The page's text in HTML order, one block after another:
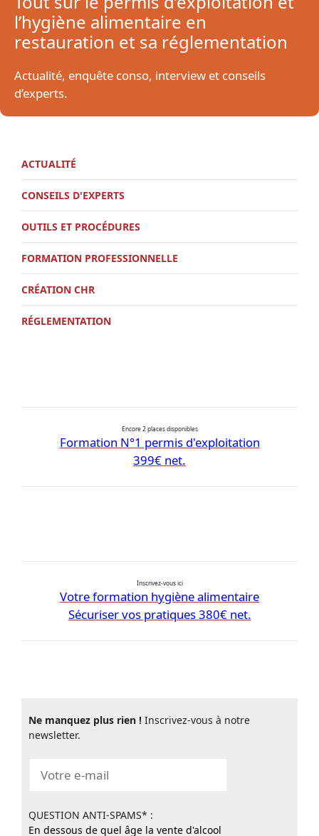
l’hygiène alimentaire en
restauration et sa réglementation
Actualité, enquête conso, interview et conseils
d’experts.
ACTUALITÉ
CONSEILS D'EXPERTS
OUTILS ET PROCÉDURES
FORMATION PROFESSIONNELLE
CRÉATION CHR
RÉGLEMENTATION
Encore 2 places disponibles
Formation N°1 permis d'exploitation
399€ net.
Inscrivez-vous ici
Votre formation hygiène alimentaire
Sécuriser vos pratiques 380€ net.
Ne manquez plus rien ! Inscrivez-vous à notre
newsletter.
QUESTION ANTI-SPAMS* :
En dessous de quel âge la vente d'alcool